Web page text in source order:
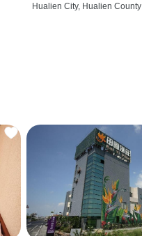
Hualien City, Hualien County